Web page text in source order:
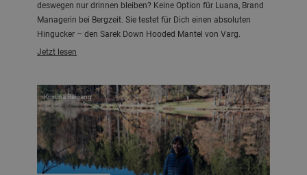
deswegen nur drinnen bleiben? Keine Option für Luana, Brand
Managerin bei Bergzeit. Sie testet für Dich einen absoluten
Hingucker – den Sarek Down Hooded Mantel von Varg.
Jetzt lesen
Kristina Beigang